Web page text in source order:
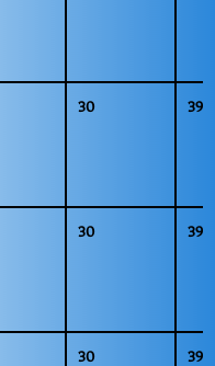
30 39
30 39
30 39